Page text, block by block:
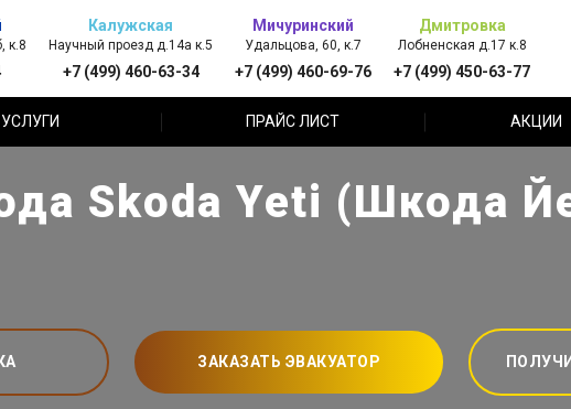
к.8
Калужская
Научный проезд д.14а к.5
+7 (499) 460-63-34
Мичуринский
Удальцова, 60, к.7
+7 (499) 460-69-76
Дмитровка
Лобненская д.17 к.8
+7 (499) 450-63-77
УСЛУГИ ПРАЙС ЛИСТ АКЦИИ
Skoda Yeti (Шкода
ЗАКАЗАТЬ ЭВАКУАТОР